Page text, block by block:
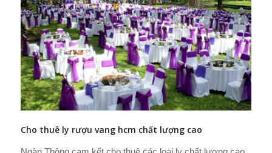
Cho thuê ly rượu vang hcm chất lượng cao